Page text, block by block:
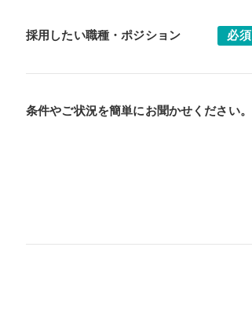
採用したい職種・ポジション 必須
条件やご状況を簡単にお聞かせください。